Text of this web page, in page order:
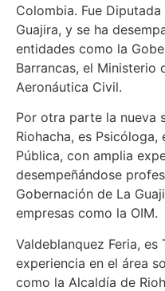
Colombia. Fue
Guajira, y se ha
entidades como la
Barrancas, el Ministerio
Aeronáutica Civil.
Por otra parte la nueva
Riohacha, es Psicóloga,
Pública, con amplia
desempeñándose
Gobernación de La
empresas como la OIM.
Valdeblanquez Feria,
experiencia en el área
como la Alcaldía de